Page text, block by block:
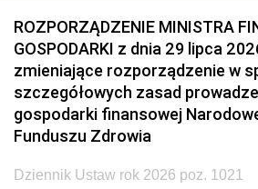
ROZPORZĄDZENIE MINISTRA
GOSPODARKI z dnia 29 lipca
zmieniające rozporządzenie w
szczegółowych zasad
gospodarki finansowej
Funduszu Zdrowia
Dziennik Ustaw rok 2026 poz. 1021